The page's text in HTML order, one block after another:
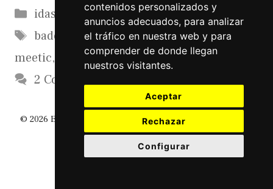
contenidos personalizados y
anuncios adecuados, para analizar
el tráfico en nuestra web y para
comprender de donde llegan
nuestros visitantes.
Aceptar
Rechazar
Configurar
Categorías
idasdeolla
Etiquetas
badoo contactos ,engaño, idadeolla,
meetic,
2 Comments
© 2026 El Diario De Un Friki • Creado con